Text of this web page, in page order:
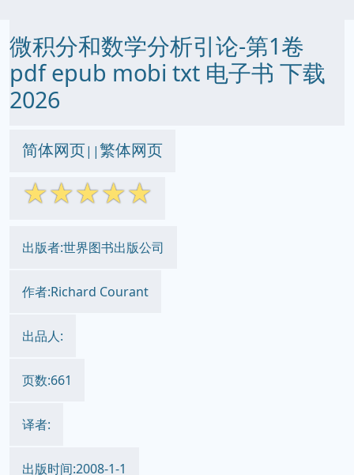
微积分和数学分析引论-第1卷
pdf epub mobi txt 电子书 下载
2026
简体网页||繁体网页
☆☆☆☆☆
出版者:世界图书出版公司
作者:Richard Courant
出品人:
页数:661
译者:
出版时间:2008-1-1